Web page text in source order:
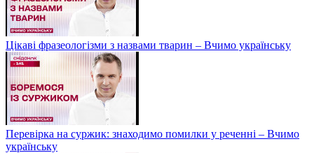
Цікаві фразеологізми з назвами тварин – Вчимо українську
Перевірка на суржик: знаходимо помилки у реченні – Вчимо
українську